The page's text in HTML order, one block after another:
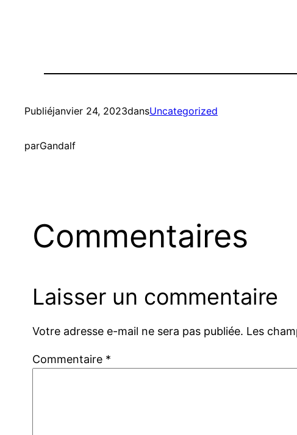
Publiéjanvier 24, 2023dansUncategorized
parGandalf
Commentaires
Laisser un commentaire
Votre adresse e-mail ne sera pas publiée. Les
Commentaire *